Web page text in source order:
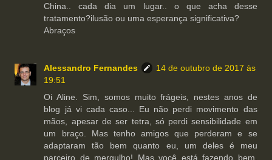
China.. cada dia um lugar.. o que acha desse
tratamento?ilusão ou uma esperança significativa?
Abraços
Alessandro Fernandes
14 de outubro de 2017 às
19:51
Oi Aline. Sim, somos muito frágeis, nestes anos de
blog já vi cada caso... Eu não perdi movimento das
mãos, apesar de ser tetra, só perdi sensibilidade em
um braço. Mas tenho amigos que perderam e se
adaptaram tão bem quanto eu, um deles é meu
parceiro de mergulho! Mas você está fazendo bem,